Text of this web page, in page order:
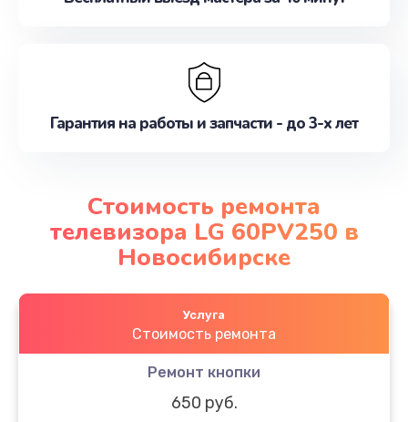
Гарантия на работы и запчасти - до 3-х лет
Стоимость ремонта
телевизора LG 60PV250 в
Новосибирске
Услуга
Стоимость ремонта
Ремонт кнопки
650 руб.